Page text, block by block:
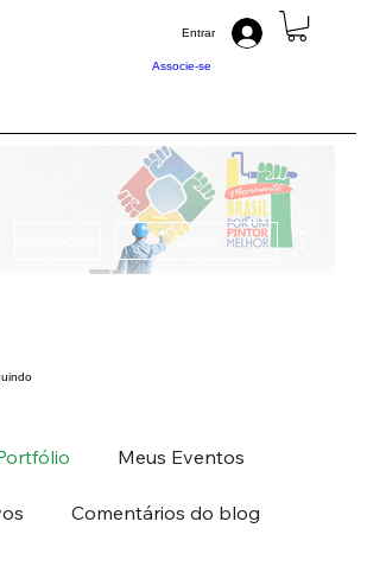
Associe-se
Entrar
Seguir
Meus Eventos
Comentários do blog